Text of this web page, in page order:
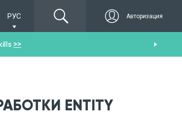
РУС Авторизация
>>
ENTITY